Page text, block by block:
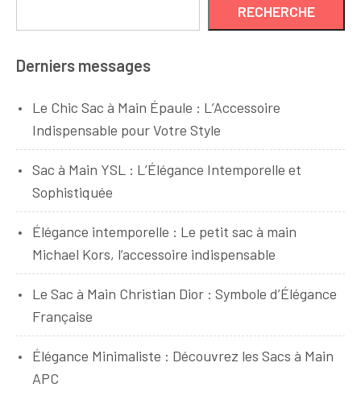
RECHERCHE
Derniers messages
Le Chic Sac à Main Épaule : L’Accessoire
Indispensable pour Votre Style
Sac à Main YSL : L’Élégance Intemporelle et
Sophistiquée
Élégance intemporelle : Le petit sac à main
Michael Kors, l’accessoire indispensable
Le Sac à Main Christian Dior : Symbole d’Élégance
Française
Élégance Minimaliste : Découvrez les Sacs à Main
APC